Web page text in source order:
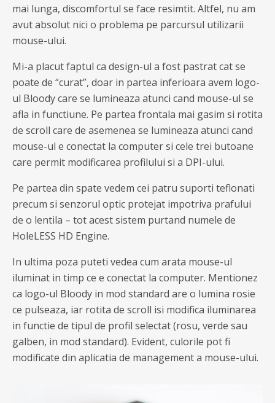
mai lunga, discomfortul se face resimtit. Altfel, nu am
avut absolut nici o problema pe parcursul utilizarii
mouse-ului.
Mi-a placut faptul ca design-ul a fost pastrat cat se
poate de “curat”, doar in partea inferioara avem logo-
ul Bloody care se lumineaza atunci cand mouse-ul se
afla in functiune. Pe partea frontala mai gasim si rotita
de scroll care de asemenea se lumineaza atunci cand
mouse-ul e conectat la computer si cele trei butoane
care permit modificarea profilului si a DPI-ului.
Pe partea din spate vedem cei patru suporti teflonati
precum si senzorul optic protejat impotriva prafului
de o lentila – tot acest sistem purtand numele de
HoleLESS HD Engine.
In ultima poza puteti vedea cum arata mouse-ul
iluminat in timp ce e conectat la computer. Mentionez
ca logo-ul Bloody in mod standard are o lumina rosie
ce pulseaza, iar rotita de scroll isi modifica iluminarea
in functie de tipul de profil selectat (rosu, verde sau
galben, in mod standard). Evident, culorile pot fi
modificate din aplicatia de management a mouse-ului.